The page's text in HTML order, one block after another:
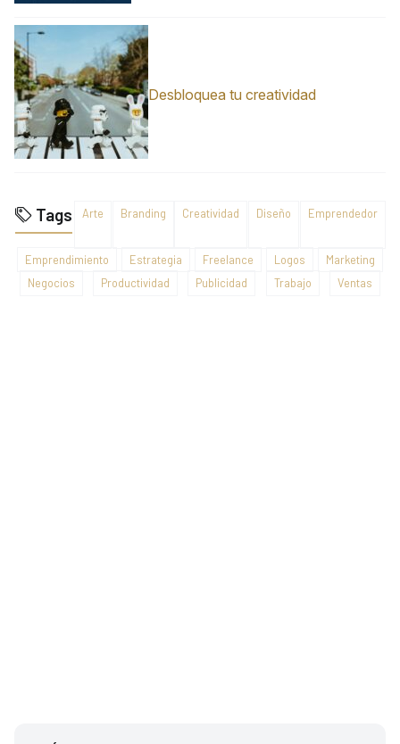
Desbloquea tu creatividad
Tags Arte Branding Creatividad Diseño Emprendedor
Emprendimiento Estrategia Freelance Logos
Marketing
Negocios
Productividad Publicidad Trabajo Ventas